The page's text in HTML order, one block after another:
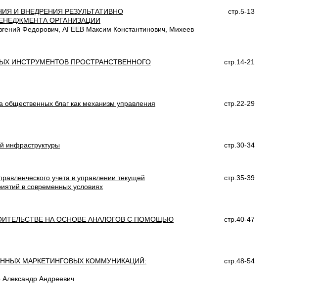
И ВНЕДРЕНИЯ РЕЗУЛЬТАТИВНО
ОРГАНИЗАЦИИ
стр.5-13
Федорович, АГЕЕВ Максим Константинович, Михеев
ИНСТРУМЕНТОВ ПРОСТРАНСТВЕННОГО
стр.14-21
общественных благ как механизм управления
стр.22-29
инфраструктуры
стр.30-34
учета в управлении текущей
в современных условиях
стр.35-39
НА ОСНОВЕ АНАЛОГОВ С ПОМОЩЬЮ
стр.40-47
МАРКЕТИНГОВЫХ КОММУНИКАЦИЙ:
стр.48-54
Андреевич